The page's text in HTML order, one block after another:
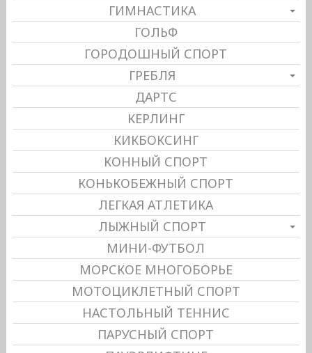
ГИМНАСТИКА
ГОЛЬФ
ГОРОДОШНЫЙ СПОРТ
ГРЕБЛЯ
ДАРТС
КЕРЛИНГ
КИКБОКСИНГ
КОННЫЙ СПОРТ
КОНЬКОБЕЖНЫЙ СПОРТ
ЛЕГКАЯ АТЛЕТИКА
ЛЫЖНЫЙ СПОРТ
МИНИ-ФУТБОЛ
МОРСКОЕ МНОГОБОРЬЕ
МОТОЦИКЛЕТНЫЙ СПОРТ
НАСТОЛЬНЫЙ ТЕННИС
ПАРУСНЫЙ СПОРТ